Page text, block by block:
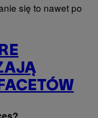
się to nawet po